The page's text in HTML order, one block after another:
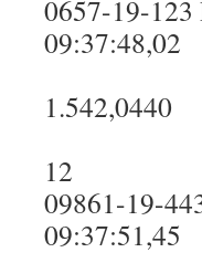
0657-19-123
09:37:48,02
1.542,0440
12
09861-19-
09:37:51,45